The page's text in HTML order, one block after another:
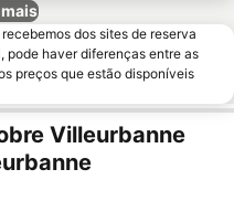
dos sites de reserva
pode haver diferenças entre as
preços que estão disponíveis
Villeurbanne